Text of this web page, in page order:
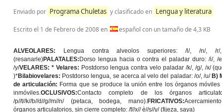
Enviado por Programa Chuletas y clasificado en Lengua y literatura
Escrito el 1 de Febrero de 2008en español con un tamaño de 4,3 KB
ALVEOLARES: Lengua contra alveolos superiores: /l/, /n/, /
(resanarle)PALATALES: Dorso lengua hacia o contra el paladar duro: /i/, /
/y/VELARES: * Velares: Postdorso lengua contra velo paladar /k/, /g/, /x/
)*Bilabiovelares: Postdorso lengua, se acerca al velo del paladar: /o/, /u/ B)
de articulación: Forma que se produce la unión entre los órganos móviles
inmóviles.OCLUSIVOS:Contacto completo de los órganos
/p//t//k//b//d//g//m//n/ (petaca, bodega, mano).FRICATIVOS:
órganos articulatorios, sin cierre completo: /f//x// è//s//y/ (fijeza, saya)